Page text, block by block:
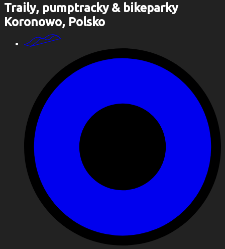
Traily, pumptracky & bikeparky
Koronowo, Polsko